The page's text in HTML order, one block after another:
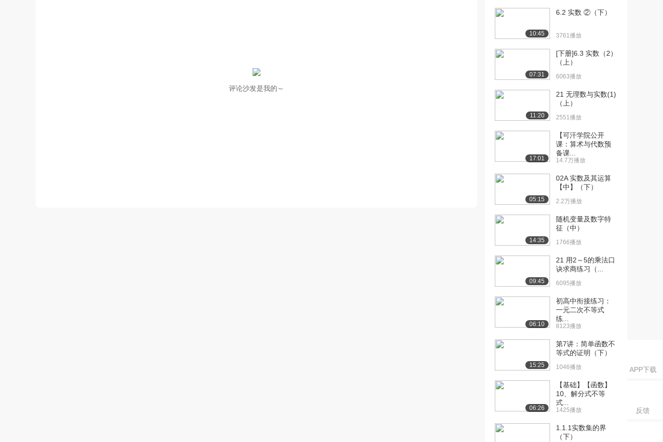
APP下载
反馈
评论沙发是我的～
[10] 5.1.2 垂线的概念与性
11:33
[11] 5.1.2 垂线的概念与性
11:34
[12] 5.1.2 垂线的概念与性
11:33
[13] 5.1.3 同位角、内错
12:03
[14] 5.1.3 同位角、内错
角、同旁内...
12:11
[15] 5.1.3 同位角、内错
角、同旁内...
角、同旁内...
角、同旁内...
角、同旁内...
[19] 5.2.1 平行线的概念与
平行公理...
[20] 5.2.1 平行线的概念与
平行公理...
4506播放
10:45
6.2 实数 ②（下）
3761播放
07:31
[下册]6.3 实数（2）
（上）
6063播放
11:20
21 无理数与实数(1)
（上）
2551播放
17:01
【可汗学院公开
课：算术与代数预
备课...
14.7万播放
05:15
02A 实数及其运算
【中】（下）
2.2万播放
14:35
随机变量及数字特
征（中）
1766播放
09:45
21 用2～5的乘法口
诀求商练习（...
6095播放
06:10
初高中衔接练习：
一元二次不等式
练...
8123播放
15:25
第7讲：简单函数不
等式的证明（下）
1046播放
06:26
【基础】【函数】
10、解分式不等
式...
1425播放
1.1.1实数集的界
（下）